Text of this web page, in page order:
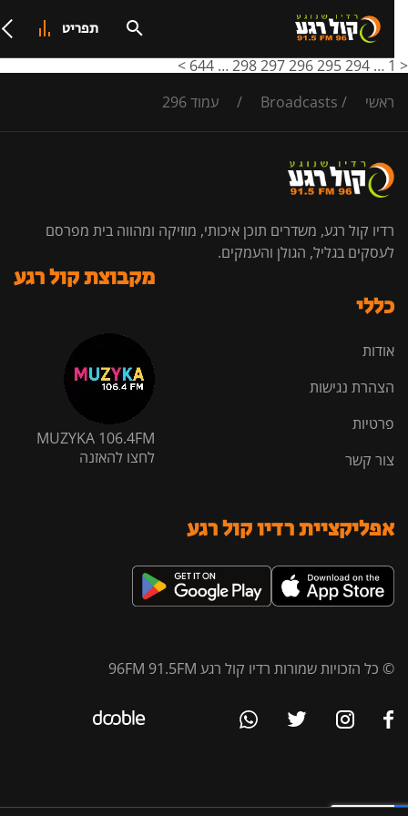
תפריט
…
294
295
296
297
298
…
644
>
ראשי
Broadcasts עמוד 296
רדיו קול רגע, משדרים תוכן איכותי, מוזיקה ומהווה בית מפרסם
לעסקים בגליל, הגולן והעמקים.
כללי
אודות
הצהרת נגישות
פרטיות
צור קשר
מקבוצת קול רגע
MUZYKA 106.4FM
לחצו להאזנה
אפליקציית רדיו קול רגע
© כל הזכויות שמורות רדיו קול רגע 96FM 91.5FM